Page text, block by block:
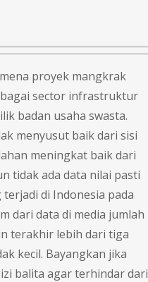
proyek mangkrak
sector infrastruktur
badan usaha swasta.
menyusut baik dari sisi
meningkat baik dari
tidak ada data nilai pasti
di Indonesia pada
dari data di media jumlah
terakhir lebih dari tiga
kecil. Bayangkan jika
balita agar terhindar dari